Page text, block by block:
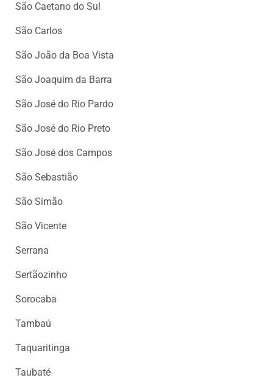
São Caetano do Sul
São Carlos
São João da Boa Vista
São Joaquim da Barra
São José do Rio Pardo
São José do Rio Preto
São José dos Campos
São Sebastião
São Simão
São Vicente
Serrana
Sertãozinho
Sorocaba
Tambaú
Taquaritinga
Taubaté